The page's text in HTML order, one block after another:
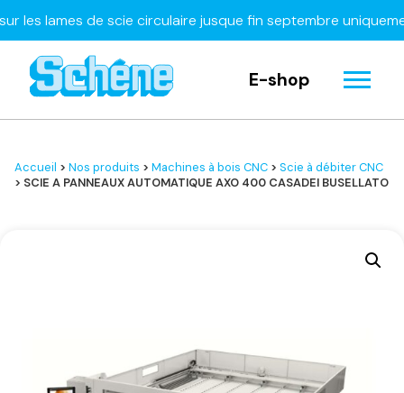
lames de scie circulaire jusque fin septembre uniquement
E-shop
Accueil > Nos produits > Machines à bois CNC > Scie à débiter CNC
> SCIE A PANNEAUX AUTOMATIQUE AXO 400 CASADEI BUSELLATO